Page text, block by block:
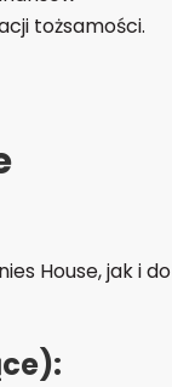
tożsamości.
House, jak i do